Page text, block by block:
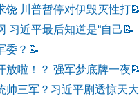
饶 川普暂停对伊毁灭性打
习近平最后知道是“自己 📝
委？ 📝
放啦！？ 强军梦底牌一夜
帅三军？习近平剧透惊天大